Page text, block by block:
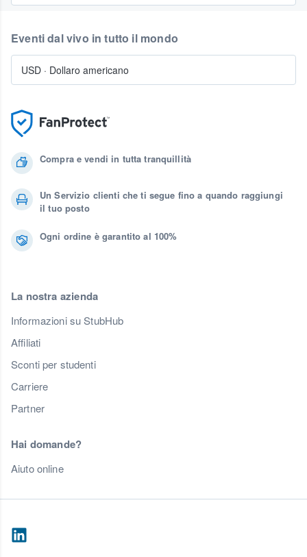
Compra e vendi in tutta tranquillità
Un Servizio clienti che ti segue fino a quando raggiungi
il tuo posto
Ogni ordine è garantito al 100%
La nostra azienda
Informazioni su StubHub
Affiliati
Sconti per studenti
Carriere
Partner
Hai domande?
Aiuto online
Eventi dal vivo in tutto il mondo
USD · Dollaro americano